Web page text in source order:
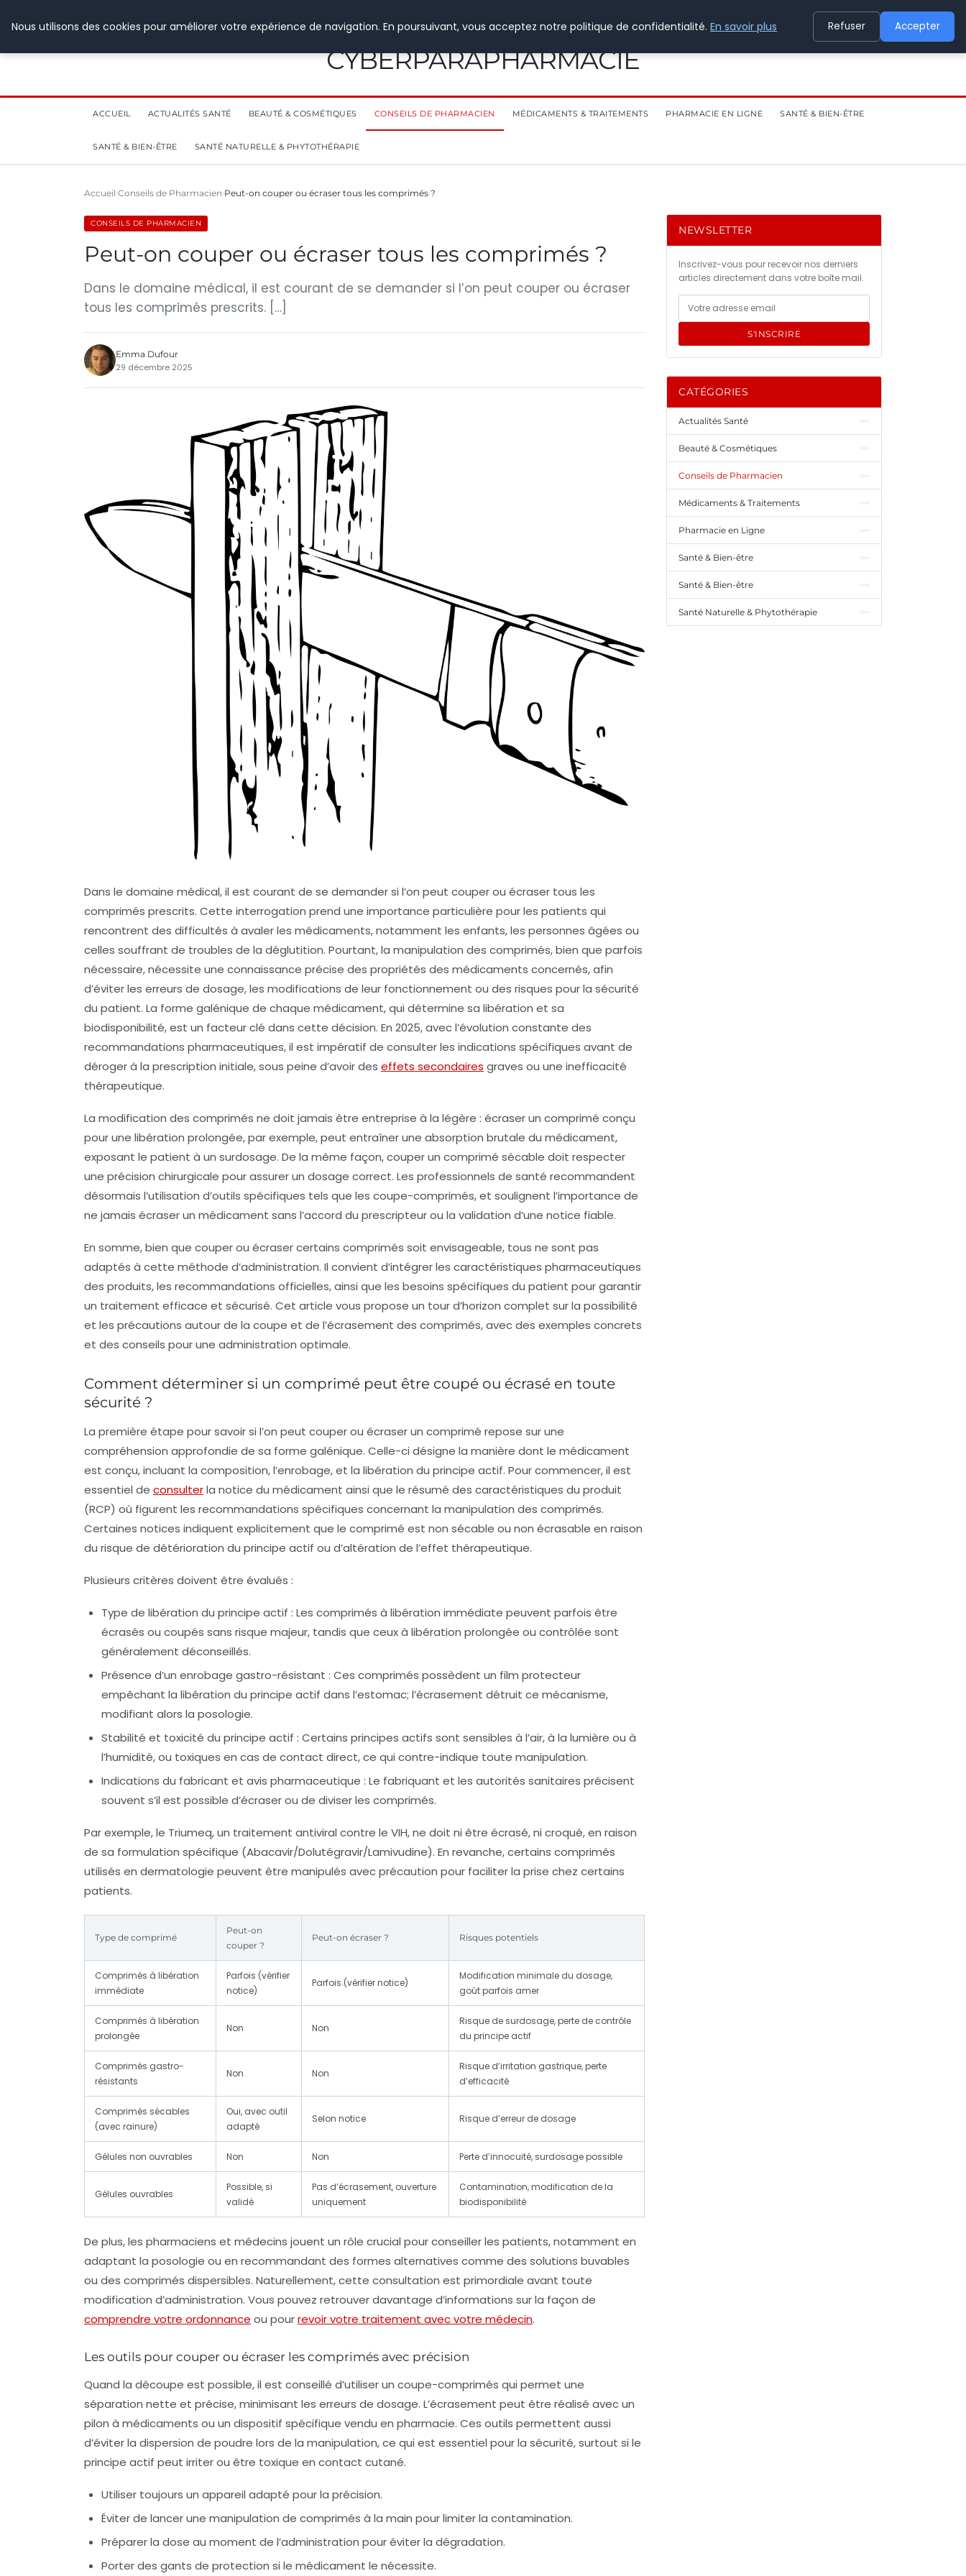
CYBERPARAPHARMACIE
ACCUEIL ACTUALITÉS SANTÉ BEAUTÉ & COSMÉTIQUES CONSEILS DE PHARMACIEN MÉDICAMENTS & TRAITEMENTS PHARMACIE EN LIGNE SANTÉ & BIEN-ÊTRE
SANTÉ & BIEN-ÊTRE SANTÉ NATURELLE & PHYTOTHÉRAPIE
Accueil Conseils de Pharmacien Peut-on couper ou écraser tous les comprimés ?
CONSEILS DE PHARMACIEN
Peut-on couper ou écraser tous les comprimés ?
Dans le domaine médical, il est courant de se demander si l’on peut couper ou écraser
tous les comprimés prescrits. […]
Emma Dufour
29 décembre 2025
Dans le domaine médical, il est courant de se demander si l’on peut couper ou écraser tous les
comprimés prescrits. Cette interrogation prend une importance particulière pour les patients qui
rencontrent des difficultés à avaler les médicaments, notamment les enfants, les personnes âgées ou
celles souffrant de troubles de la déglutition. Pourtant, la manipulation des comprimés, bien que parfois
nécessaire, nécessite une connaissance précise des propriétés des médicaments concernés, afin
d’éviter les erreurs de dosage, les modifications de leur fonctionnement ou des risques pour la sécurité
du patient. La forme galénique de chaque médicament, qui détermine sa libération et sa
biodisponibilité, est un facteur clé dans cette décision. En 2025, avec l’évolution constante des
recommandations pharmaceutiques, il est impératif de consulter les indications spécifiques avant de
déroger à la prescription initiale, sous peine d’avoir des effets secondaires graves ou une inefficacité
thérapeutique.
La modification des comprimés ne doit jamais être entreprise à la légère : écraser un comprimé conçu
pour une libération prolongée, par exemple, peut entraîner une absorption brutale du médicament,
exposant le patient à un surdosage. De la même façon, couper un comprimé sécable doit respecter
une précision chirurgicale pour assurer un dosage correct. Les professionnels de santé recommandent
désormais l’utilisation d’outils spécifiques tels que les coupe-comprimés, et soulignent l’importance de
ne jamais écraser un médicament sans l’accord du prescripteur ou la validation d’une notice fiable.
En somme, bien que couper ou écraser certains comprimés soit envisageable, tous ne sont pas
adaptés à cette méthode d’administration. Il convient d’intégrer les caractéristiques pharmaceutiques
des produits, les recommandations officielles, ainsi que les besoins spécifiques du patient pour garantir
un traitement efficace et sécurisé. Cet article vous propose un tour d’horizon complet sur la possibilité
et les précautions autour de la coupe et de l’écrasement des comprimés, avec des exemples concrets
et des conseils pour une administration optimale.
Comment déterminer si un comprimé peut être coupé ou écrasé en toute
sécurité ?
La première étape pour savoir si l’on peut couper ou écraser un comprimé repose sur une
compréhension approfondie de sa forme galénique. Celle-ci désigne la manière dont le médicament
est conçu, incluant la composition, l’enrobage, et la libération du principe actif. Pour commencer, il est
essentiel de consulterla notice du médicament ainsi que le résumé des caractéristiques du produit
(RCP) où figurent les recommandations spécifiques concernant la manipulation des comprimés.
Certaines notices indiquent explicitement que le comprimé est non sécable ou non écrasable en raison
du risque de détérioration du principe actif ou d’altération de l’effet thérapeutique.
Plusieurs critères doivent être évalués :
Type de libération du principe actif : Les comprimés à libération immédiate peuvent parfois être
écrasés ou coupés sans risque majeur, tandis que ceux à libération prolongée ou contrôlée sont
généralement déconseillés.
Présence d’un enrobage gastro-résistant : Ces comprimés possèdent un film protecteur
empêchant la libération du principe actif dans l’estomac; l’écrasement détruit ce mécanisme,
modifiant alors la posologie.
Stabilité et toxicité du principe actif : Certains principes actifs sont sensibles à l’air, à la lumière ou à
l’humidité, ou toxiques en cas de contact direct, ce qui contre-indique toute manipulation.
Indications du fabricant et avis pharmaceutique : Le fabriquant et les autorités sanitaires précisent
souvent s’il est possible d’écraser ou de diviser les comprimés.
Par exemple, le Triumeq, un traitement antiviral contre le VIH, ne doit ni être écrasé, ni croqué, en raison
de sa formulation spécifique (Abacavir/Dolutégravir/Lamivudine). En revanche, certains comprimés
utilisés en dermatologie peuvent être manipulés avec précaution pour faciliter la prise chez certains
patients.
Type de comprimé
Peut-on
couper ?
Peut-on écraser ? Risques potentiels
Comprimés à libération
immédiate
Parfois (vérifier
notice)
Parfois (vérifier notice)
Modification minimale du dosage,
goût parfois amer
Comprimés à libération
prolongée
Non Non
Risque de surdosage, perte de contrôle
du principe actif
Comprimés gastro-
résistants
Non Non
Risque d’irritation gastrique, perte
d’efficacité
Comprimés sécables
(avec rainure)
Oui, avec outil
adapté
Selon notice Risque d’erreur de dosage
Gélules non ouvrables Non Non Perte d’innocuité, surdosage possible
Gélules ouvrables
Possible, si
validé
Pas d’écrasement, ouverture
uniquement
Contamination, modification de la
biodisponibilité
De plus, les pharmaciens et médecins jouent un rôle crucial pour conseiller les patients, notamment en
adaptant la posologie ou en recommandant des formes alternatives comme des solutions buvables
ou des comprimés dispersibles. Naturellement, cette consultation est primordiale avant toute
modification d’administration. Vous pouvez retrouver davantage d’informations sur la façon de
comprendre votre ordonnance ou pourrevoir votre traitement avec votre médecin.
Les outils pour couper ou écraser les comprimés avec précision
Quand la découpe est possible, il est conseillé d’utiliser un coupe-comprimés qui permet une
séparation nette et précise, minimisant les erreurs de dosage. L’écrasement peut être réalisé avec un
pilon à médicaments ou un dispositif spécifique vendu en pharmacie. Ces outils permettent aussi
d’éviter la dispersion de poudre lors de la manipulation, ce qui est essentiel pour la sécurité, surtout si le
principe actif peut irriter ou être toxique en contact cutané.
Utiliser toujours un appareil adapté pour la précision.
Éviter de lancer une manipulation de comprimés à la main pour limiter la contamination.
Préparer la dose au moment de l’administration pour éviter la dégradation.
Porter des gants de protection si le médicament le nécessite.
NEWSLETTER
Inscrivez-vous pour recevoir nos derniers
articles directement dans votre boîte mail.
S'INSCRIRE
CATÉGORIES
Actualités Santé
Beauté & Cosmétiques
Conseils de Pharmacien
Médicaments & Traitements
Pharmacie en Ligne
Santé & Bien-être
Santé & Bien-être
Santé Naturelle & Phytothérapie
Nous utilisons des cookies pour améliorer votre expérience de navigation. En poursuivant, vous acceptez notre politique de confidentialité. En savoir plus Refuser Accepter